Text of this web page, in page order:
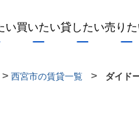
い買いたい貸したい売り
> 西宮市の賃貸一覧 > ダイド